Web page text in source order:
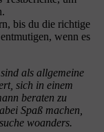
bis du die richtige
wenn es
als allgemeine
sich in einem
beraten zu
Spaß machen,
woanders.